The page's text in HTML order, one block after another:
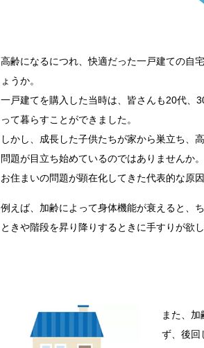
高齢になるにつれ、快適だった一戸建ての自
ょうか。
一戸建てを購入した当時は、皆さんも20代、
って暮らすことができました。
しかし、成長した子供たちが家から巣立ち、
問題が目立ち始めているのではありませんか。
お住まいの問題が顕在化してきた代表的な原
例えば、加齢によって身体機能が衰えると、
ときや階段を昇り降りするときに手すりが欲し
また、
ず、後回